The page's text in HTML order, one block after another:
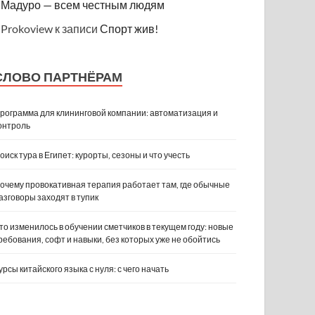
Мадуро — всем честным людям
Prokoview к записиСпорт жив!
ПАРТНЁРАМ
для клининговой компании: автоматизация и
тура в Египет: курорты, сезоны и что учесть
провокативная терапия работает там, где обычные
заходят в тупик
изменилось в обучении сметчиков в текущем году: новые
софт и навыки, без которых уже не обойтись
китайского языка с нуля: с чего начать